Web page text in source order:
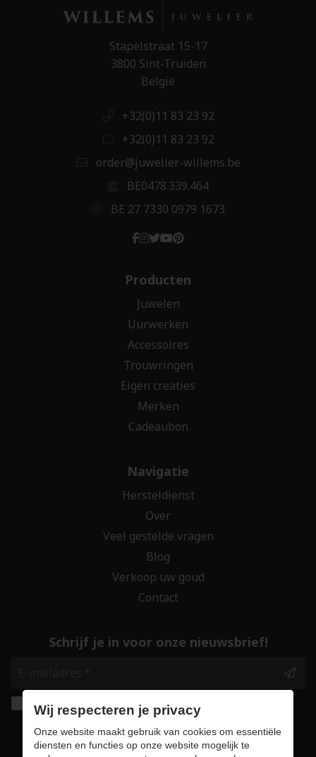
Stapelstraat 15-17
3800 Sint-Truiden
België
+32(0)11 83 23 92
+32(0)11 83 23 92
order@juwelier-willems.be
BE0478.339.464
BE 27 7330 0979 1673
Producten
Juwelen
Uurwerken
Accessoires
Trouwringen
Eigen creaties
Merken
Cadeaubon
Navigatie
Hersteldienst
Over
Veel gestelde vragen
Blog
Verkoop uw goud
Contact
Schrijf je in voor onze nieuwsbrief!
Ik geef de toestemming om mijn gegevens te
bewaren en verwerken zoals aangegeven in
onzeprivacy statement. *
Wij respecteren je privacy
Onze website maakt gebruik van cookies om essentiële
diensten en functies op onze website mogelijk te